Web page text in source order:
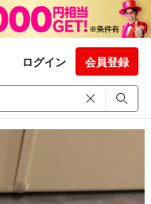
ログイン 会員登録